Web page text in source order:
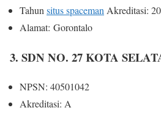
Tahun situs spaceman Akreditasi:
Alamat: Gorontalo
3. SDN NO. 27 KOTA
NPSN: 40501042
Akreditasi: A